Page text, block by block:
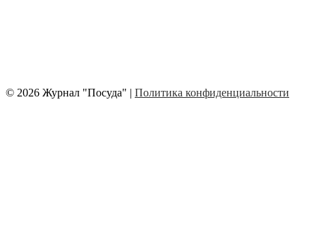
© 2026 Журнал "Посуда" | Политика конфиденциальности